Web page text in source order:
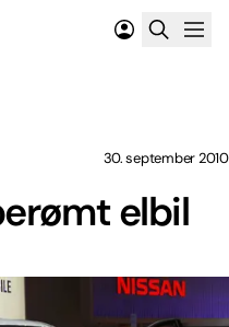
elbil
30. september 2010